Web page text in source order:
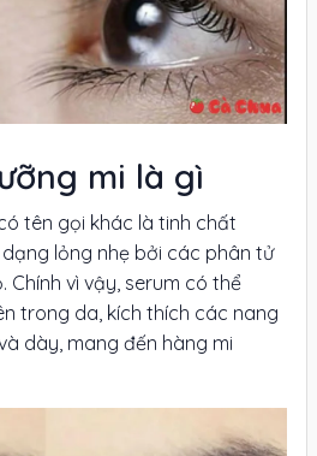
mi là gì
tên gọi khác là tinh chất
lỏng nhẹ bởi các phân tử
Chính vì vậy, serum có thể
trong da, kích thích các nang
dày, mang đến hàng mi